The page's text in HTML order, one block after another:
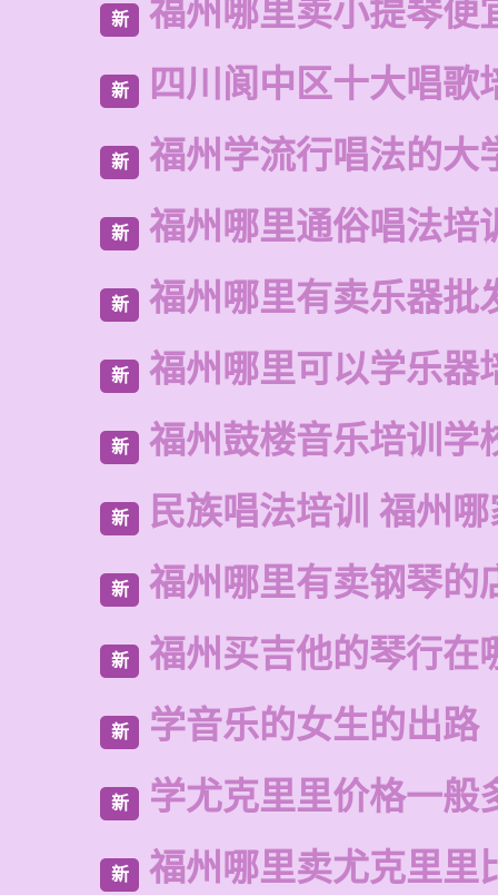
新 福州哪里卖小提琴便
新 四川阆中区十大唱歌
新 福州学流行唱法的大
新 福州哪里通俗唱法培
新 福州哪里有卖乐器批
新 福州哪里可以学乐器
新 福州鼓楼音乐培训学
新 民族唱法培训 福州
新 福州哪里有卖钢琴的
新 福州买吉他的琴行在
新 学音乐的女生的出路
新 学尤克里里价格一般
新 福州哪里卖尤克里里